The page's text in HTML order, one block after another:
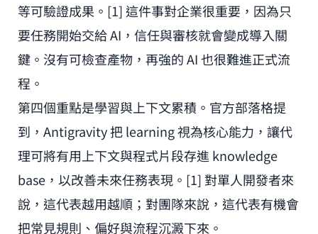
等可驗證成果。[1] 這件事對企業很重要，因為只
要任務開始交給 AI，信任與審核就會變成導入關
鍵。沒有可檢查產物，再強的 AI 也很難進正式流
程。
第四個重點是學習與上下文累積。官方部落格提
到，Antigravity 把 learning 視為核心能力，讓代
理可將有用上下文與程式片段存進 knowledge
base，以改善未來任務表現。[1] 對單人開發者來
說，這代表越用越順；對團隊來說，這代表有機會
把常見規則、偏好與流程沉澱下來。